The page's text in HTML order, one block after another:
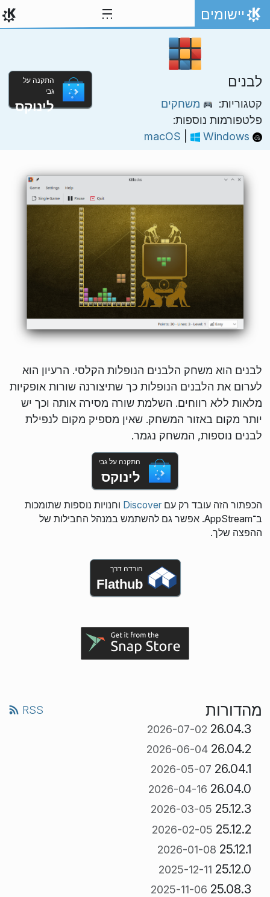
דילוג לתוכן
אתר הבית
יישומים
לבנים
קטגוריות:
משחקים
פלטפורמות נוספות:
Windows
התקנה על
גבי
לינוקס
לבנים הוא משחק הלבנים הנופלות הקלסי. הרעיון הוא
לערום את הלבנים הנופלות כך שתיצורנה שורות אופקיות
מלאות ללא רווחים. השלמת שורה מסירה אותה וכך יש
יותר מקום באזור המשחק. שאין מספיק מקום לנפילת
לבנים נוספות, המשחק נגמר.
התקנה על גבי
לינוקס
הכפתור הזה עובד רק עםDiscover וחנויות נוספות שתומכות
ב־AppStream. אפשר גם להשתמש במנהל החבילות של
ההפצה שלך.
הורדה דרך
Flathub
מהדורות RSS
26.04.3
2026-07-02
26.04.2
2026-06-04
26.04.1
2026-05-07
26.04.0
2026-04-16
25.12.3
2026-03-05
25.12.2
2026-02-05
25.12.1
2026-01-08
25.12.0
2025-12-11
25.08.3
2025-11-06